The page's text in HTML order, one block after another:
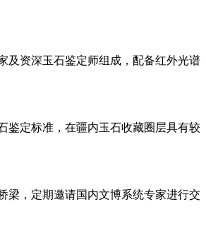
资深玉石鉴定师组成，配备红外光谱
定标准，在疆内玉石收藏圈层具有较
，定期邀请国内文博系统专家进行交